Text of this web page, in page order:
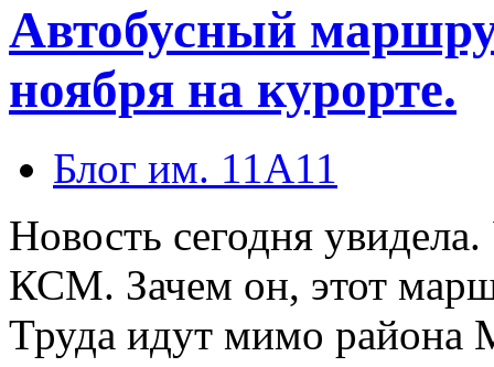
Автобусный
ноября на курорте.
Блог им. 11A11
Новость сегодня
КСМ. Зачем он, этот
Труда идут мимо района